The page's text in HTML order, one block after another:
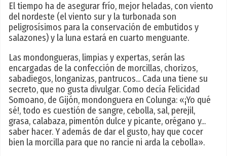
El tiempo ha de asegurar frío, mejor heladas, con viento
del nordeste (el viento sur y la turbonada son
peligrosísimos para la conservación de embutidos y
salazones) y la luna estará en cuarto menguante.
Las mondongueras, limpias y expertas, serán las
encargadas de la confección de morcillas, chorizos,
sabadiegos, longanizas, pantrucos... Cada una tiene su
secreto, que no gusta divulgar. Como decía Felicidad
Somoano, de Gijón, mondonguera en Colunga: «¡Yo qué
sé!, todo es cuestión de sangre, cebolla, sal, perejil,
grasa, calabaza, pimentón dulce y picante, orégano y...
saber hacer. Y además de dar el gusto, hay que cocer
bien la morcilla para que no rancie ni arda la cebolla».